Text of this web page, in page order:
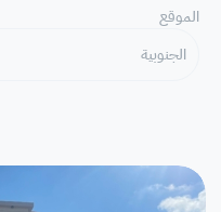
الموقع
الجنوبية